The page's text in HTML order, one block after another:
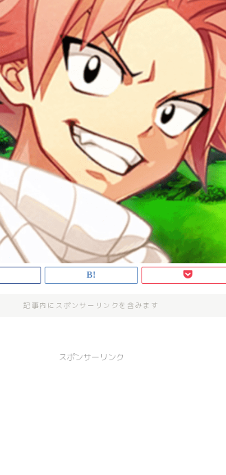
記事内にスポンサーリンクを含みます
スポンサーリンク